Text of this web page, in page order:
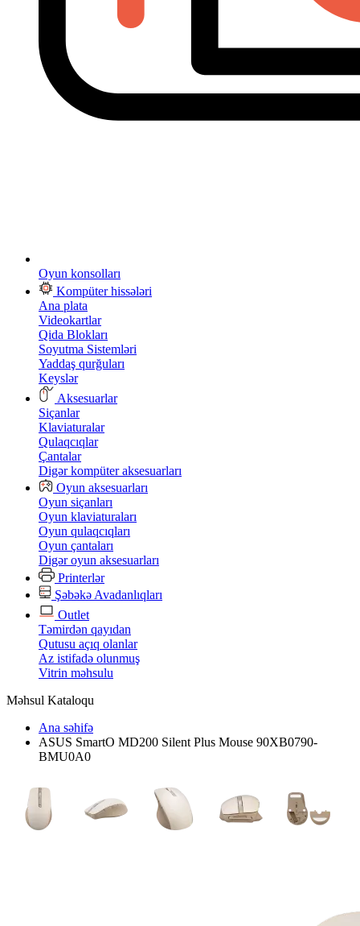
Oyun konsolları
Kompüter hissələri
Ana plata
Videokartlar
Qida Blokları
Soyutma Sistemləri
Yaddaş qurğuları
Keyslər
Aksesuarlar
Siçanlar
Klaviaturalar
Qulaqcıqlar
Çantalar
Digər kompüter aksesuarları
Oyun aksesuarları
Oyun siçanları
Oyun klaviaturaları
Oyun qulaqcıqları
Oyun çantaları
Digər oyun aksesuarları
Printerlər
Şəbəkə Avadanlıqları
Outlet
Təmirdən qayıdan
Qutusu açıq olanlar
Az istifadə olunmuş
Vitrin məhsulu
Məhsul Kataloqu
Ana səhifə
ASUS SmartO MD200 Silent Plus Mouse 90XB0790-
BMU0A0